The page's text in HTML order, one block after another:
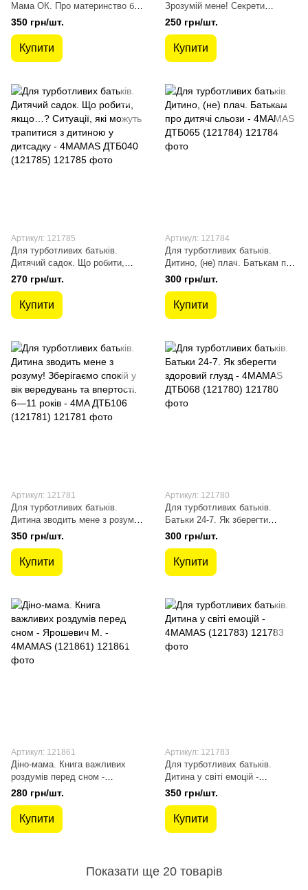
Мама ОК. Про материнство без
тривог і вигоряння - 4MAMAS
ДТБ093 (121795)
350 грн/шт.
Купити
Зрозумій мене! Секрети
розшифровування дитячої
поведінки - 4MAMAS ДТБ052
(121790)
250 грн/шт.
Купити
Артикул: 121785
Для турботливих батьків.
Дитячий садок. Що робити,
якщо…? Ситуації, які можуть
трапитися з дитиною у
дитсадку - 4MAMAS ДТБ040
(121785)
270 грн/шт.
Купити
Артикул: 121784
Для турботливих батьків.
Дитино, (не) плач. Батькам про
дитячі сльози - 4MAMAS
ДТБ065 (121784)
300 грн/шт.
Купити
Артикул: 121781
Для турботливих батьків.
Дитина зводить мене з розуму!
Зберігаємо спокій у вік
вередувань та впертості. 6—11
років - 4MA ДТБ106 (121781)
350 грн/шт.
Купити
Артикул: 121780
Для турботливих батьків.
Батьки 24-7. Як зберегти
здоровий глузд - 4MAMAS
ДТБ068 (121780)
300 грн/шт.
Купити
Артикул: 121861
Діно-мама. Книга важливих
роздумів перед сном -
Ярошевич М. - 4MAMAS
(121861)
280 грн/шт.
Купити
Артикул: 121783
Для турботливих батьків.
Дитина у світі емоцій -
4MAMAS (121783)
350 грн/шт.
Купити
Показати ще 20 товарів